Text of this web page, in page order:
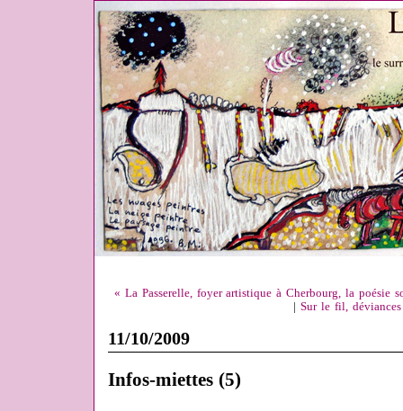
« La Passerelle, foyer artistique à Cherbourg, la poésie
|Sur le fil,
11/10/2009
Infos-miettes (5)